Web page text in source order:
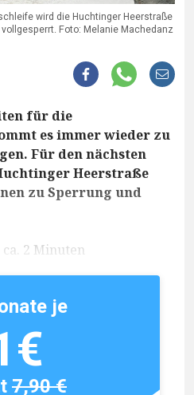
wird die Huchtinger Heerstraße
Foto: Melanie Machedanz
für die
es immer wieder zu
Für den nächsten
Heerstraße
zu Sperrung und
2 Minuten
je
7,90 €